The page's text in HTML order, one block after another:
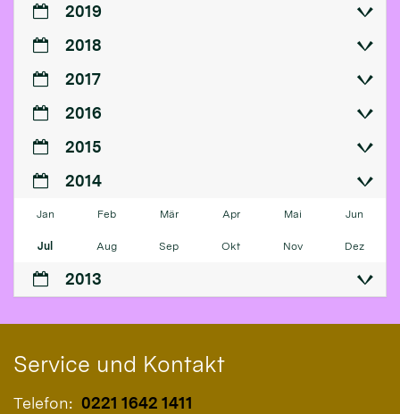
2019
2018
2017
2016
2015
2014
Jan Feb Mär Apr Mai Jun
Jul Aug Sep Okt Nov Dez
2013
Service und Kontakt
Telefon: 0221 1642 1411